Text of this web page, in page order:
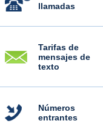
llamadas
Tarifas de
mensajes de
texto
Números
entrantes